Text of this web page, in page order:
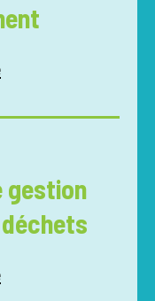
gestion